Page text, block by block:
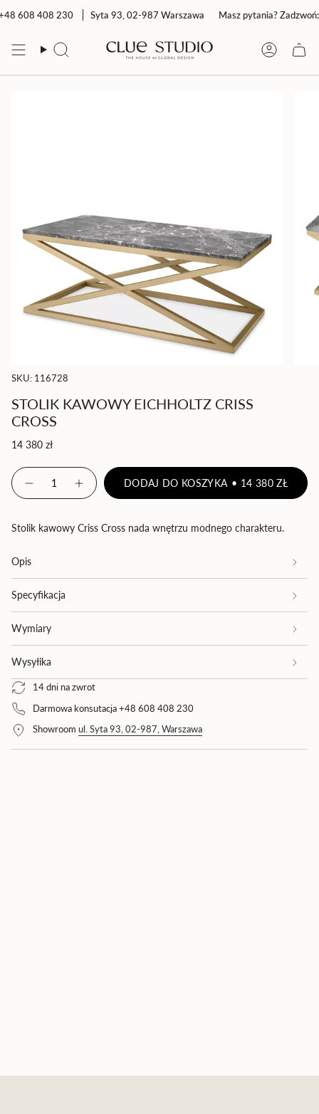
do608 408 230 Syta 93, 02-987 Warszawa Masz pytania?
Szukaj Konto
SKU: 116728
STOLIK KAWOWY EICHHOLTZ CRISS
CROSS
Cena
14 380 zł
{"in_cart_html"=>"
<span
class=\"quantity-
{{
}}
</span>
w
koszyku",
"decrease"=>"Zmniejsz
ilość
produktu
{{
product
}}",
"multiples_of"=>"Wielokrotność
{{
quantity
}}",
Zmniejsz
ilość
kawowy
Cross
Zwiększ
ilość
kawowy
DODAJ DO KOSZYKA 14 380 ZŁ
Stolik kawowy Criss Cross nada wnętrzu modnego charakteru.
Opis
Specyfikacja
Wymiary
Wysyłika
14 dni na zwrot
Darmowa konsutacja +48 608 408 230
Showroom ul. Syta 93, 02-987, Warszawa